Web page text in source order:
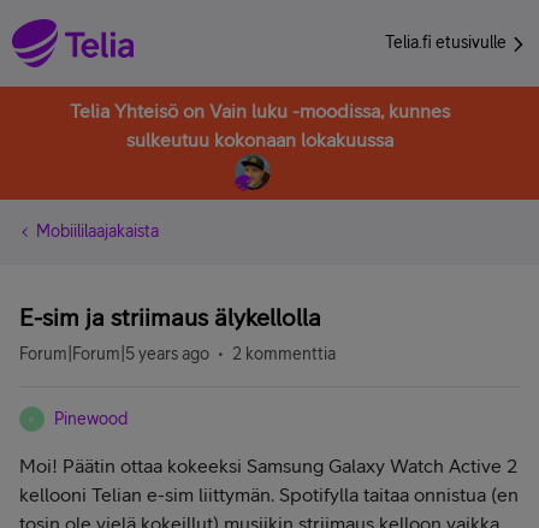
Telia.fi etusivulle
Telia Yhteisö on Vain luku -moodissa, kunnes
sulkeutuu kokonaan lokakuussa
Mobiililaajakaista
E-sim ja striimaus älykellolla
Forum|Forum|5 years ago 2 kommenttia
P Pinewood
Moi! Päätin ottaa kokeeksi Samsung Galaxy Watch Active 2
kellooni Telian e-sim liittymän. Spotifylla taitaa onnistua (en
tosin ole vielä kokeillut) musiikin striimaus kelloon vaikka